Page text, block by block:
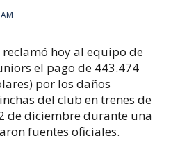
hoy al equipo de
el pago de 443.474
por los daños
del club en trenes de
de diciembre durante una
fuentes oficiales.